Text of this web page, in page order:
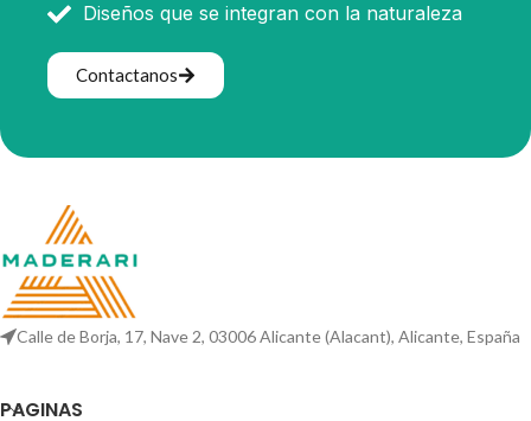
Diseños que se integran con la naturaleza
Contactanos
Calle de Borja, 17, Nave 2, 03006 Alicante (Alacant), Alicante, España
PAGINAS